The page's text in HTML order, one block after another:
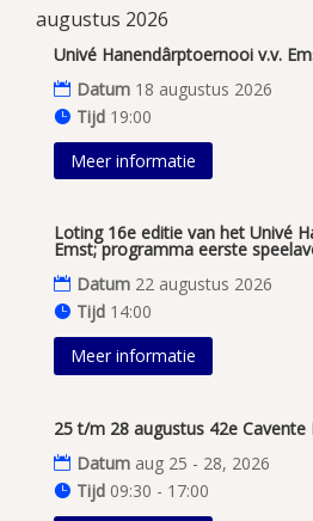
augustus 2026
Univé Hanendârptoernooi v.v.
Datum 18 augustus 2026
Tijd 19:00
Meer informatie
Loting 16e editie van het Univé
Emst; programma eerste
Datum 22 augustus 2026
Tijd 14:00
Meer informatie
25 t/m 28 augustus 42e
Datum aug 25 - 28, 2026
Tijd 09:30 - 17:00